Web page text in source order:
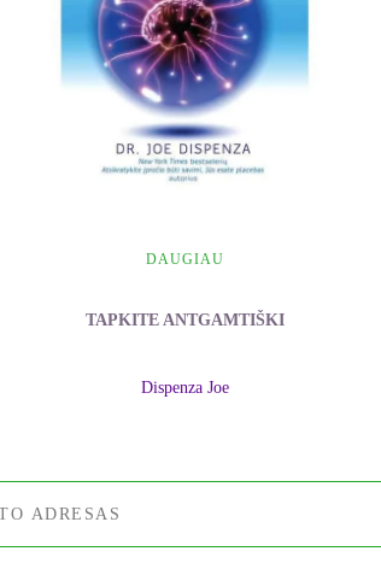
DAUGIAU
TAPKITE ANTGAMTIŠKI
Dispenza Joe